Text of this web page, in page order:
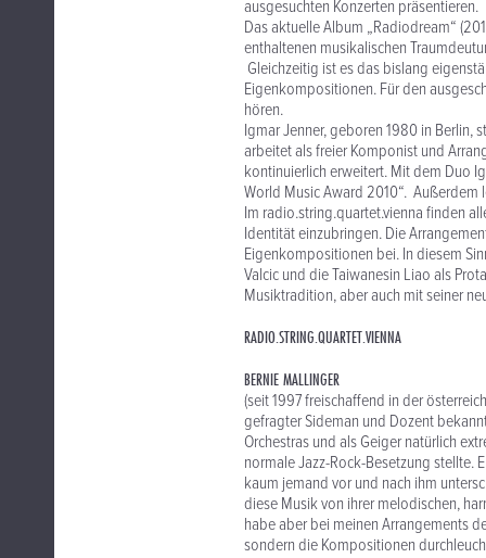
ausgesuchten Konzerten präsentieren.
Das aktuelle Album „Radiodream“
enthaltenen musikalischen
Gleichzeitig ist es das bislang
Eigenkompositionen. Für den
hören.
Igmar Jenner, geboren 1980 in Berlin,
arbeitet als freier Komponist und
kontinuierlich erweitert. Mit dem Duo
World Music Award 2010“. Außerdem
Im radio.string.quartet.vienna finden
Identität einzubringen. Die
Eigenkompositionen bei. In diesem
Valcic und die Taiwanesin Liao als
Musiktradition, aber auch mit seiner
RADIO.STRING.QUARTET.VIENNA
BERNIE MALLINGER
(seit 1997 freischaffend in der
gefragter Sideman und Dozent
Orchestras und als Geiger natürlich
normale Jazz-Rock-Besetzung stellte.
kaum jemand vor und nach ihm
diese Musik von ihrer melodischen,
habe aber bei meinen Arrangements
sondern die Kompositionen